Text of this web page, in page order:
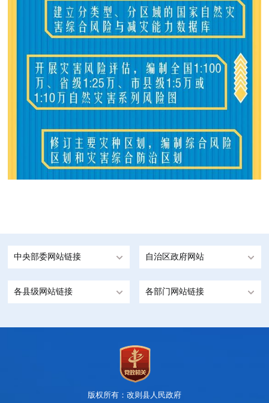
中央部委网站链接 自治区政府网站
各县级网站链接 各部门网站链接
版权所有：改则县人民政府